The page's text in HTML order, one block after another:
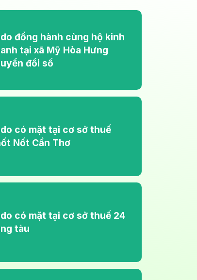
đồng hành cùng hộ kinh
tại xã Mỹ Hòa Hưng
đổi số
có mặt tại cơ sở thuế
Nốt Cần Thơ
có mặt tại cơ sở thuế 24
tàu